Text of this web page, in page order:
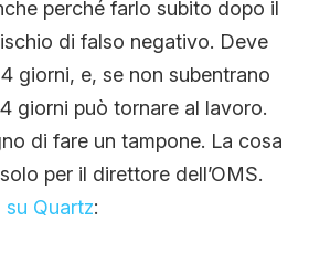
perché farlo subito dopo il
di falso negativo. Deve
giorni, e, se non subentrano
giorni può tornare al lavoro.
di fare un tampone. La cosa
per il direttore dell’OMS.
su Quartz: